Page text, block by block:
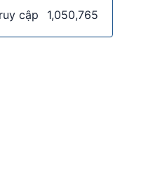
cập
1,050,765